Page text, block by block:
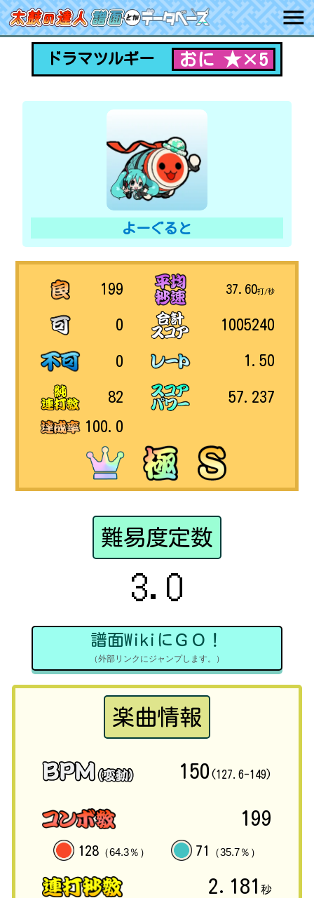
ドラマツルギー おに ★×5
よーぐると
199
0
0
82
100.0
37.60打/秒
1005240
1.50
57.237
難易度定数
3.0
譜面WikiにＧＯ！
（外部リンクにジャンプします。）
楽曲情報
150 (127.6-149)
199
128（64.3％） 71 （35.7％）
2.181 秒